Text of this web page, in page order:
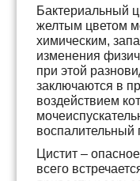
Бактериальный
желтым цветом
химическим,
изменения
при этой
заключаются в
воздействием
воспалительный
Цистит –
всего